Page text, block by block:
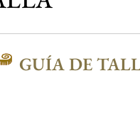
GUÍA DE